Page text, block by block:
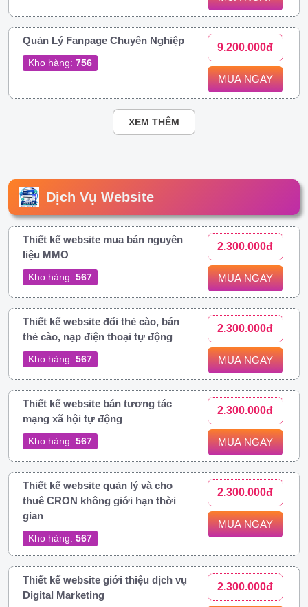
Quản Lý Fanpage Chuyên Nghiệp
Kho hàng: 756
9.200.000đ
MUA NGAY
XEM THÊM
Dịch Vụ Website
Thiết kế website mua bán nguyên
liệu MMO
Kho hàng: 567
2.300.000đ
MUA NGAY
Thiết kế website đổi thẻ cào, bán
thẻ cào, nạp điện thoại tự động
Kho hàng: 567
2.300.000đ
MUA NGAY
Thiết kế website bán tương tác
mạng xã hội tự động
Kho hàng: 567
2.300.000đ
MUA NGAY
Thiết kế website quản lý và cho
thuê CRON không giới hạn thời
gian
Kho hàng: 567
2.300.000đ
MUA NGAY
Thiết kế website giới thiệu dịch vụ
Digital Marketing
2.300.000đ